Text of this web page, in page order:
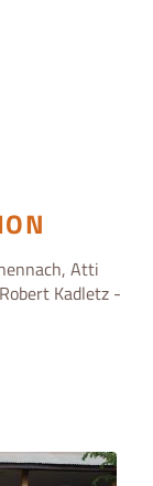
Atti
Kadletz -